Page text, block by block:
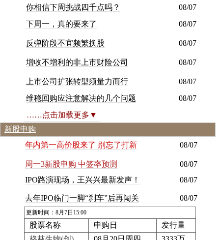
你相信下周挑战四千点吗？
08/07
下周一 ， 真的要来了 08/07
反弹阶段不宜频繁换股 08/07
增收不增利 的非 上市财险公司 08/07
上市公司扩张转型须量力而行
08/07
维稳回购应注意解决的几个问题
08/07
……点击加载更多▼
新股申购
年内第一高价股来了 别 忘了打新 08/07
周一3新股申购 中签率预测
08/07
IPO路演现场 ， 王兴兴最新发声 ！ 08/07
去年IPO临门一脚“刹车”后再闯关 08/07
更新时间：8月7日15:00
股票名称 申购日
发行量